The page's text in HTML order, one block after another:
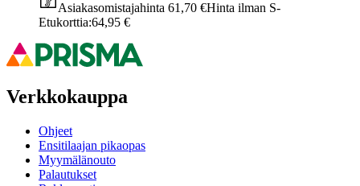
Asiakasomistajahinta 61,70 €Hinta ilman S-
Etukorttia:64,95 €
Verkkokauppa
Ohjeet
Ensitilaajan pikaopas
Myymälänouto
Palautukset